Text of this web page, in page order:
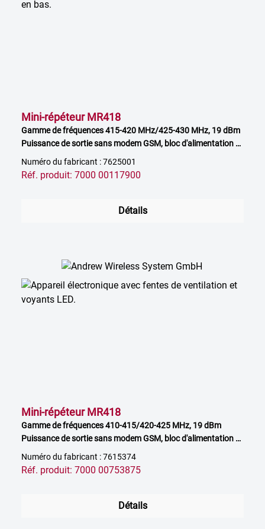
Mini-répéteur MR418
Gamme de fréquences 415-420 MHz/425-430 MHz, 19 dBm
Puissance de sortie sans modem GSM, bloc d'alimentation à
commander séparément
Numéro du fabricant : 7625001
Réf. produit: 7000 00117900
Détails
Mini-répéteur MR418
Gamme de fréquences 410-415/420-425 MHz, 19 dBm
Puissance de sortie sans modem GSM, bloc d'alimentation à
commander séparément
Numéro du fabricant : 7615374
Réf. produit: 7000 00753875
Détails